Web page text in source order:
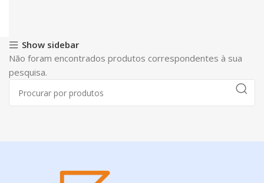
Show sidebar
Não foram encontrados produtos correspondentes à sua
pesquisa.